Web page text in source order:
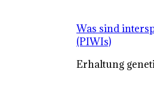
Was sind
(PIWIs)
Erhaltung